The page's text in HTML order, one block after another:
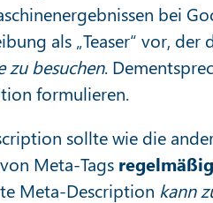
bei
als „Teaser“ vor, der
zu besuchen.
formulieren.
sollte wie die
Meta-Tags regelmäßig
Meta-Description kann